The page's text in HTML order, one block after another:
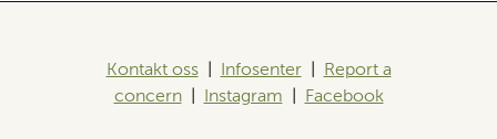
Kontakt oss| Infosenter| Report a
concern| Instagram Facebook